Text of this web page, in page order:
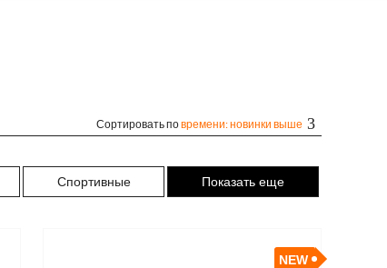
Сортировать повремени: новинки выше
Спортивные Показать еще
NEW